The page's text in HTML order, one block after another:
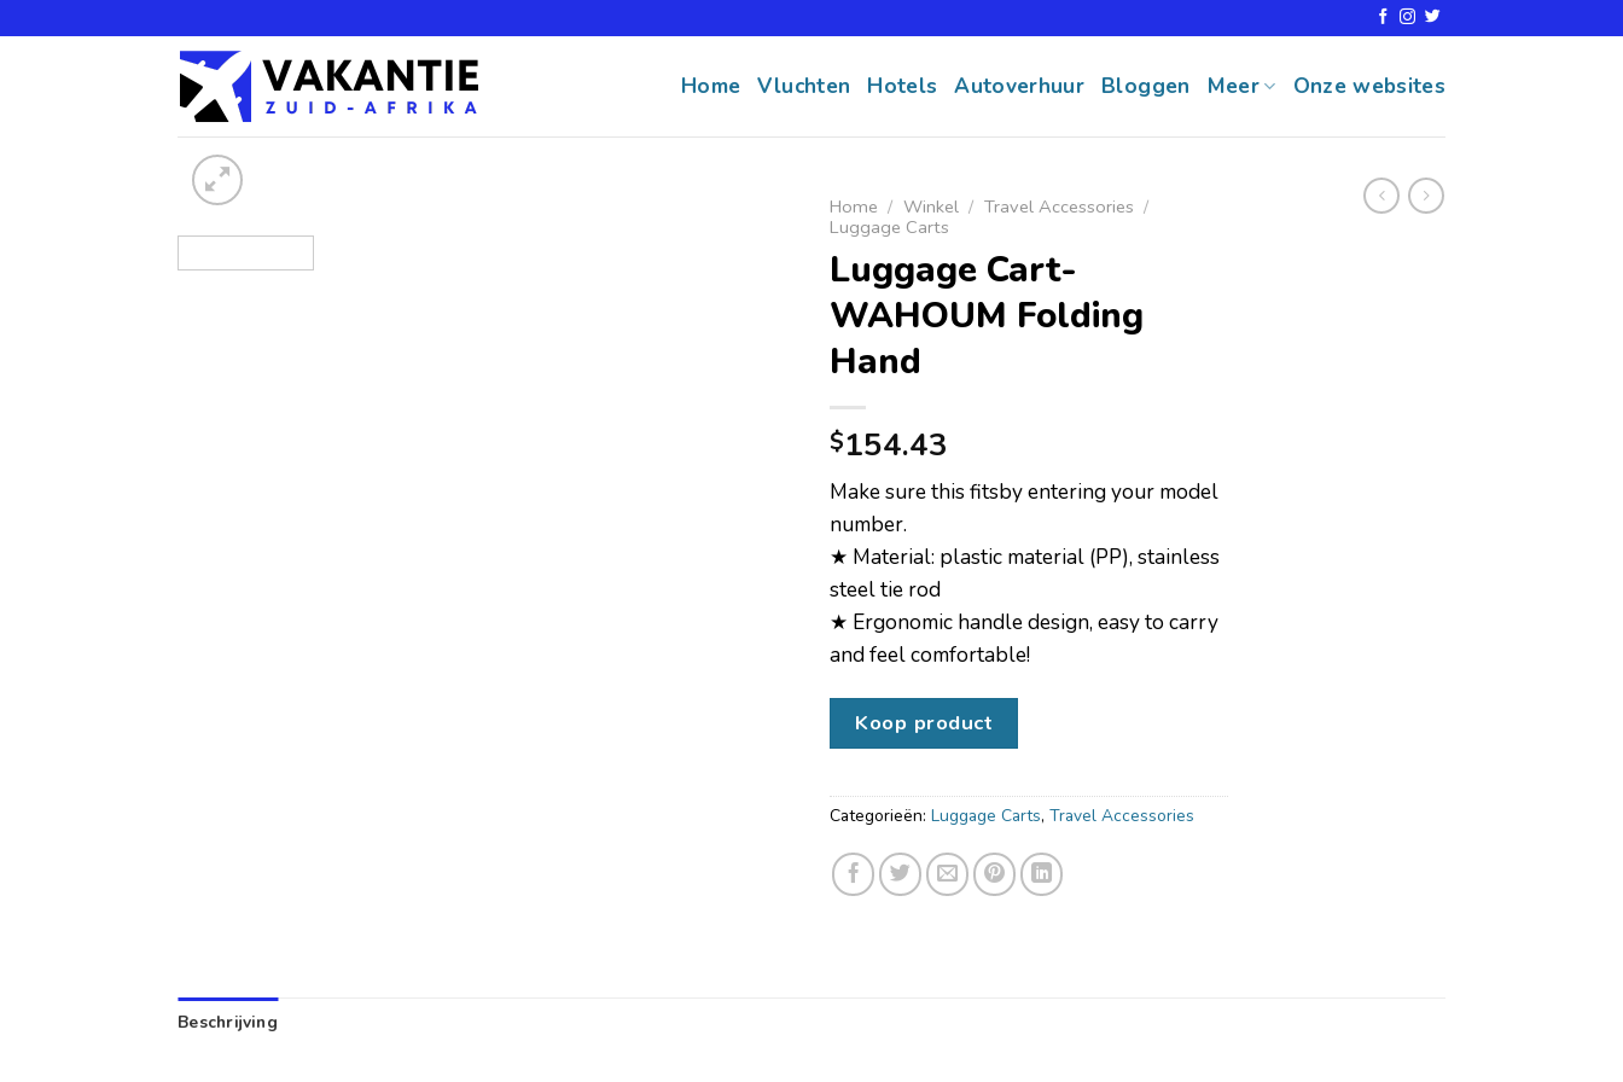
Home Vluchten Hotels Autoverhuur Bloggen Meer Onze websites
Home / Winkel / Travel Accessories /
Luggage Carts
Luggage Cart-
WAHOUM Folding
Hand
$154.43
Make sure this fitsby entering your model
number.
★ Material: plastic material (PP), stainless
steel tie rod
★ Ergonomic handle design, easy to carry
and feel comfortable!
Koop product
Categorieën: Luggage Carts, Travel Accessories
Beschrijving